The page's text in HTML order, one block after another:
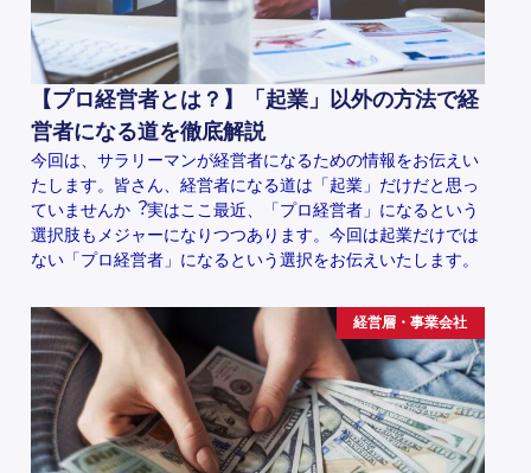
【プロ経営者とは？】「起業」以外の方法で経
営者になる道を徹底解説
今回は、サラリーマンが経営者になるための情報をお伝えい
たします。皆さん、経営者になる道は「起業」だけだと思っ
ていませんか︖実はここ最近、「プロ経営者」になるという
選択肢もメジャーになりつつあります。今回は起業だけでは
ない「プロ経営者」になるという選択をお伝えいたします。
経営層・事業会社